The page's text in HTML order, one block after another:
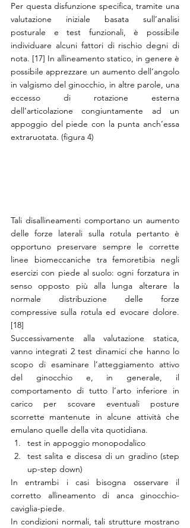
Per questa disfunzione specifica, tramite una
valutazione iniziale basata sull’analisi
posturale e test funzionali, è possibile
individuare alcuni fattori di rischio degni di
nota. [17] In allineamento statico, in genere è
possibile apprezzare un aumento dell’angolo
in valgismo del ginocchio, in altre parole, una
eccesso di rotazione esterna
dell’articolazione congiuntamente ad un
appoggio del piede con la punta anch’essa
extraruotata. (figura 4)
Tali disallineamenti comportano un aumento
delle forze laterali sulla rotula pertanto è
opportuno preservare sempre le corrette
linee biomeccaniche tra femoretibia negli
esercizi con piede al suolo: ogni forzatura in
senso opposto più alla lunga alterare la
normale distribuzione delle forze
compressive sulla rotula ed evocare dolore.
[18]
Successivamente alla valutazione statica,
vanno integrati 2 test dinamici che hanno lo
scopo di esaminare l’atteggiamento attivo
del ginocchio e, in generale, il
comportamento di tutto l’arto inferiore in
carico per scovare eventuali posture
scorrette mantenute in alcune attività che
emulano quelle della vita quotidiana.
test in appoggio monopodalico
test salita e discesa di un gradino (step
up-step down)
In entrambi i casi bisogna osservare il
corretto allineamento di anca ginocchio-
caviglia-piede.
In condizioni normali, tali strutture mostrano